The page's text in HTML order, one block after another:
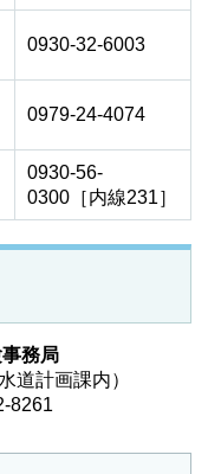
0930-32-6003
0979-24-4074
0930-56-
0300［内線231］
務局
道計画課内）
8261